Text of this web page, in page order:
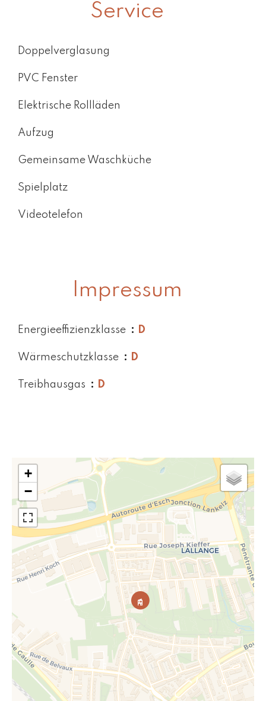
Service
Doppelverglasung
PVC Fenster
Elektrische Rollläden
Aufzug
Gemeinsame Waschküche
Spielplatz
Videotelefon
Impressum
Energieeffizienzklasse D
Wärmeschutzklasse D
Treibhausgas D
+
−